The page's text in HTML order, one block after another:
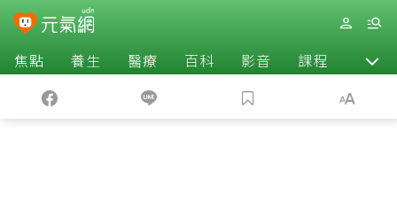
焦點 養生 醫療 百科 影音 課程 退休